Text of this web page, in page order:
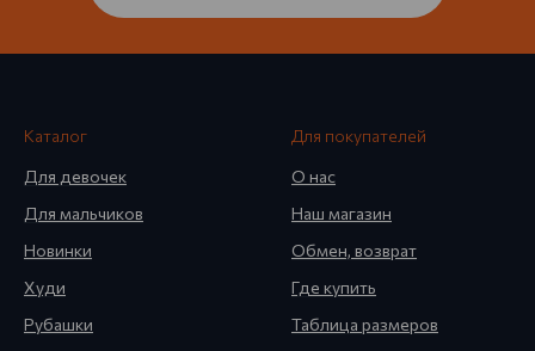
Каталог
Для девочек
Для мальчиков
Новинки
Худи
Рубашки
Для покупателей
О нас
Наш магазин
Обмен, возврат
Где купить
Таблица размеров